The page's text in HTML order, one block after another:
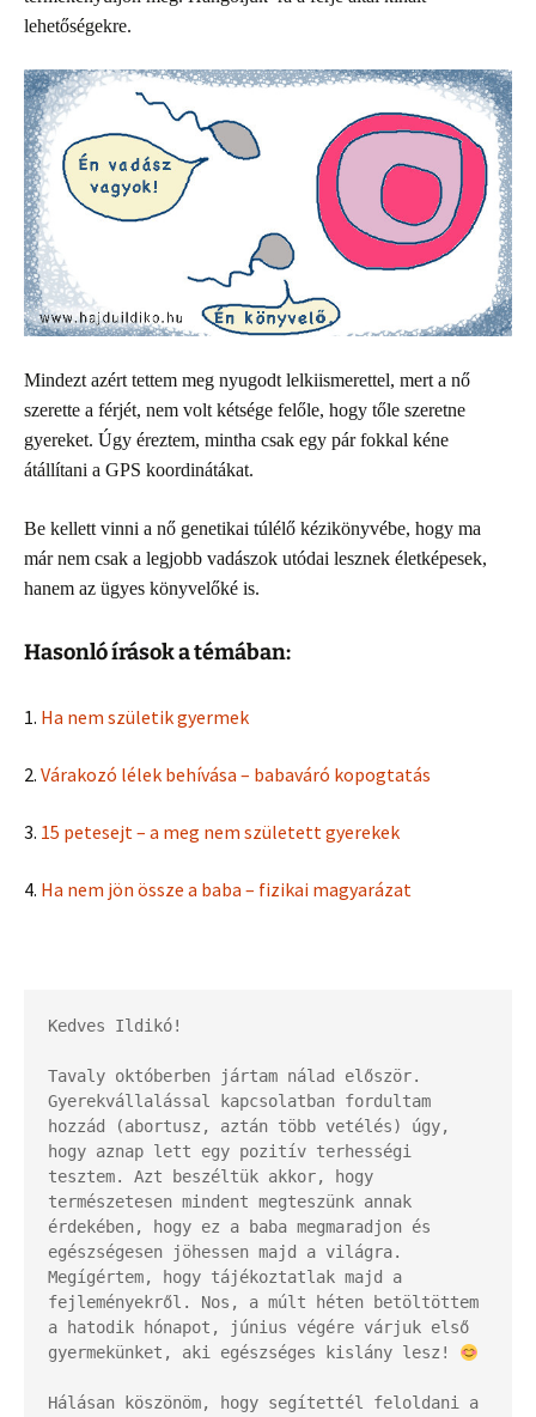
lehetőségekre.
Mindezt azért tettem meg nyugodt lelkiismerettel, mert a nő
szerette a férjét, nem volt kétsége felőle, hogy tőle szeretne
gyereket. Úgy éreztem, mintha csak egy pár fokkal kéne
átállítani a GPS koordinátákat.
Be kellett vinni a nő genetikai túlélő kézikönyvébe, hogy ma
már nem csak a legjobb vadászok utódai lesznek életképesek,
hanem az ügyes könyvelőké is.
Hasonló írások a témában:
1. Ha nem születik gyermek
2. Várakozó lélek behívása – babaváró kopogtatás
3. 15 petesejt – a meg nem született gyerekek
4. Ha nem jön össze a baba – fizikai magyarázat
Kedves Ildikó!
Tavaly októberben jártam nálad először.
Gyerekvállalással kapcsolatban fordultam
hozzád (abortusz, aztán több vetélés) úgy,
hogy aznap lett egy pozitív terhességi
tesztem. Azt beszéltük akkor, hogy
természetesen mindent megteszünk annak
érdekében, hogy ez a baba megmaradjon és
egészségesen jöhessen majd a világra.
Megígértem, hogy tájékoztatlak majd a
fejleményekről. Nos, a múlt héten betöltöttem
a hatodik hónapot, június végére várjuk első
gyermekünket, aki egészséges kislány lesz!
Hálásan köszönöm, hogy segítettél feloldani a